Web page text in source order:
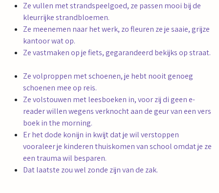
Ze vullen met strandspeelgoed, ze passen mooi bij de
kleurrijke strandbloemen.
Ze meenemen naar het werk, zo fleuren ze je saaie, grijze
kantoor wat op.
Ze vastmaken op je fiets, gegarandeerd bekijks op straat.
Ze volproppen met schoenen, je hebt nooit genoeg
schoenen mee op reis.
Ze volstouwen met leesboeken in, voor zij di geen e-
reader willen wegens verknocht aan de geur van een vers
boek in the morning.
Er het dode konijn in kwijt dat je wil verstoppen
vooraleer je kinderen thuiskomen van school omdat je ze
een trauma wil besparen.
Dat laatste zou wel zonde zijn van de zak.